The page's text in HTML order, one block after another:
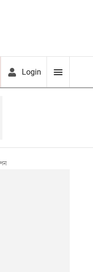
Login